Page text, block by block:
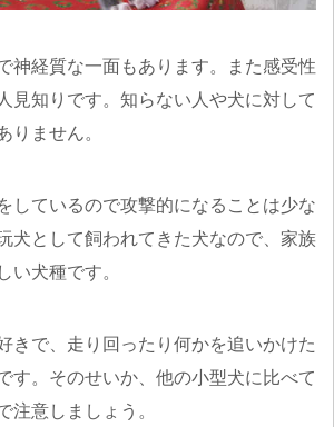
神経質な一面もあります。また感受性
見知りです。知らない人や犬に対して
りません。
しているので攻撃的になることは少な
犬として飼われてきた犬なので、家族
い犬種です。
きで、走り回ったり何かを追いかけた
す。そのせいか、他の小型犬に比べて
注意しましょう。